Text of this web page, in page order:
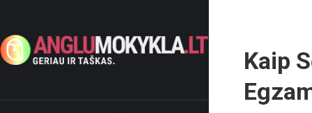
Kaip